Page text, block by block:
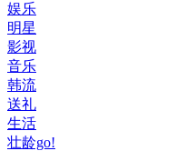
娱乐
明星
影视
音乐
韩流
送礼
生活
壮龄go!